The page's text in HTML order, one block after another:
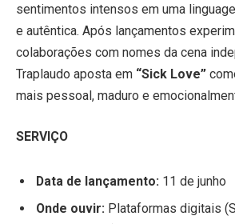
sentimentos intensos em uma
e autêntica. Após lançamentos
colaborações com nomes da cena
Traplaudo aposta em “Sick Love”
mais pessoal, maduro e
SERVIÇO
Data de lançamento: 11 de junho
Onde ouvir: Plataformas digitais